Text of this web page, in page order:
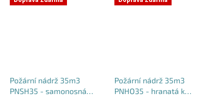
Požární nádrž 35m3
PNSH35 - samonosná
Požární nádrž 35m3
PNHO35 - hranatá k